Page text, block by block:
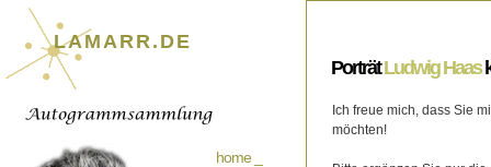
LAMARR.DE
home _
PorträtLudwig Haas
Ich freue mich, dass Sie
möchten!